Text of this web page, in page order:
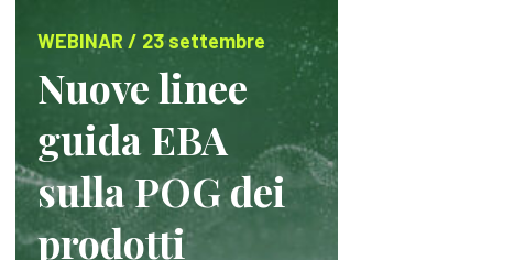
WEBINAR / 23 settembre
Nuove linee
guida EBA
sulla POG dei
prodotti